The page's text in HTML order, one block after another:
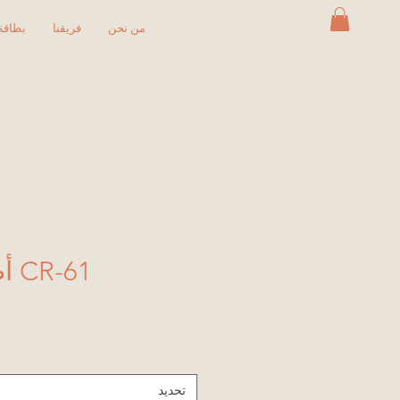
فريقنا من نحن
CR-61 أصفر مرقط
تحديد